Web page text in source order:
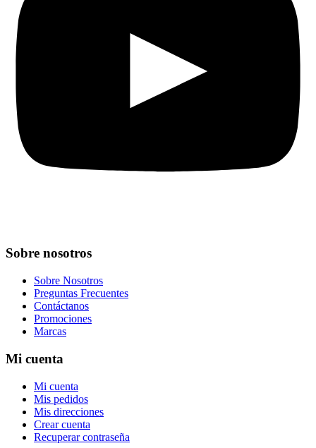
Sobre nosotros
Sobre Nosotros
Preguntas Frecuentes
Contáctanos
Promociones
Marcas
Mi cuenta
Mi cuenta
Mis pedidos
Mis direcciones
Crear cuenta
Recuperar contraseña